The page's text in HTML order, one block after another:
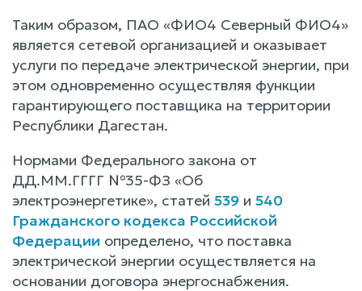
Таким образом, ПАО «ФИО4 Северный ФИО4»
является сетевой организацией и оказывает
услуги по передаче электрической энергии, при
этом одновременно осуществляя функции
гарантирующего поставщика на территории
Республики Дагестан.
Нормами Федерального закона от
ДД.ММ.ГГГГ №35-ФЗ «Об
электроэнергетике», статей 539 и 540
Гражданского кодекса Российской
Федерации определено, что поставка
электрической энергии осуществляется на
основании договора энергоснабжения.